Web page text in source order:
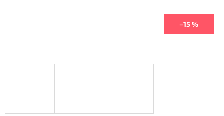
–15 %